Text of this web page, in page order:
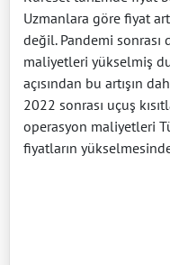
Uzmanlara göre fiyat
değil. Pandemi
maliyetleri yükselmiş
açısından bu artışın
2022 sonrası uçuş
operasyon maliyetleri
fiyatların